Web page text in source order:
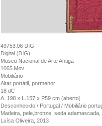
49753.06 DIG
Digital (DIG)
Museu Nacional de Arte Antiga
1065 Mov
Mobiliário
Altar portátil, pormenor
18 dC
A. 198 x L.157 x P59 cm (aberto)
Desconhecido / Portugal / Mobiliário
Madeira, pele,bronze, seda adamascada,
Luísa Oliveira, 2013